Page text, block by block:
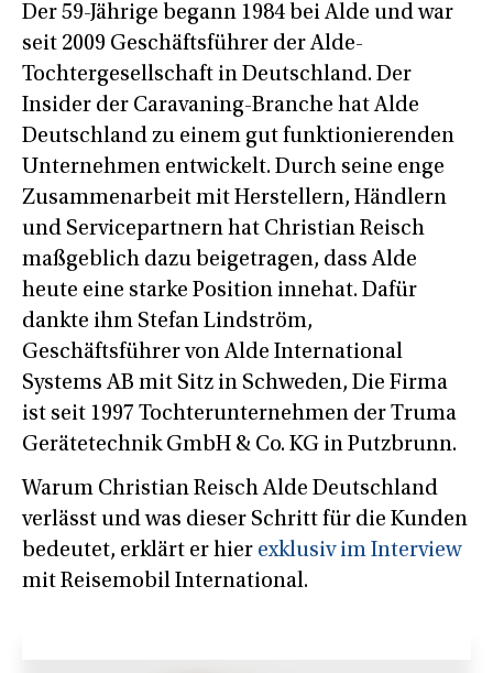
Der 59-Jährige begann 1984 bei Alde und war
seit 2009 Geschäftsführer der Alde-
Tochtergesellschaft in Deutschland. Der
Insider der Caravaning-Branche hat Alde
Deutschland zu einem gut funktionierenden
Unternehmen entwickelt. Durch seine enge
Zusammenarbeit mit Herstellern, Händlern
und Servicepartnern hat Christian Reisch
maßgeblich dazu beigetragen, dass Alde
heute eine starke Position innehat. Dafür
dankte ihm Stefan Lindström,
Geschäftsführer von Alde International
Systems AB mit Sitz in Schweden, Die Firma
ist seit 1997 Tochterunternehmen der Truma
Gerätetechnik GmbH & Co. KG in Putzbrunn.
Warum Christian Reisch Alde Deutschland
verlässt und was dieser Schritt für die Kunden
bedeutet, erklärt er hier exklusiv im Interview
mit Reisemobil International.